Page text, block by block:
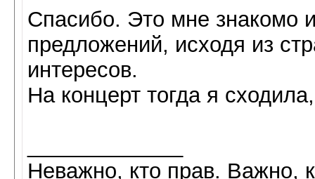
Спасибо. Это мне знакомо
предложений, исходя из
интересов.
На концерт тогда я
Неважно, кто прав. Важно,